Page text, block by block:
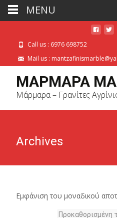
Call us : 6976 698752
Mail us :
ΜΑΡΜΑΡΑ
Μάρμαρα – Γρανίτες
Archives
Εμφάνιση του μοναδικού
MENU